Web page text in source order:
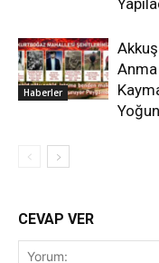
Haberler
Anma
CEVAP VER